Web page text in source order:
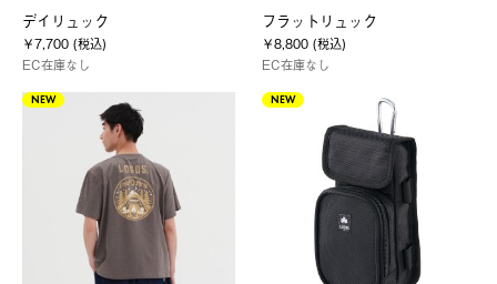
デイリュック
￥7,700 (税込)
EC在庫なし
フラットリュック
￥8,800 (税込)
EC在庫なし
NEW NEW